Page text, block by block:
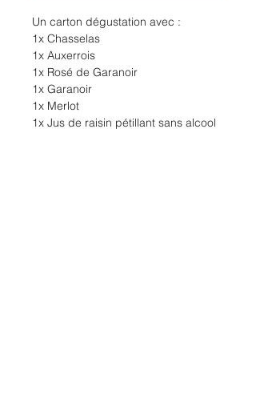
Un carton dégustation avec :
1x Chasselas
1x Auxerrois
1x Rosé de Garanoir
1x Garanoir
1x Merlot
1x Jus de raisin pétillant sans alcool